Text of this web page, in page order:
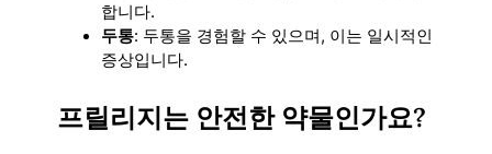
합니다.
두통: 두통을 경험할 수 있으며, 이는 일시적인
증상입니다.
프릴리지는 안전한 약물인가요?